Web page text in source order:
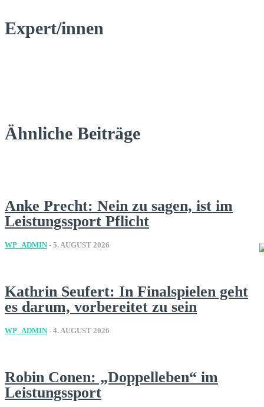
Expert/innen
Ähnliche Beiträge
Anke Precht: Nein zu sagen, ist im
Leistungssport Pflicht
WP_ADMIN - 5. AUGUST 2026
Kathrin Seufert: In Finalspielen geht
es darum, vorbereitet zu sein
WP_ADMIN - 4. AUGUST 2026
Robin Conen: „Doppelleben“ im
Leistungssport